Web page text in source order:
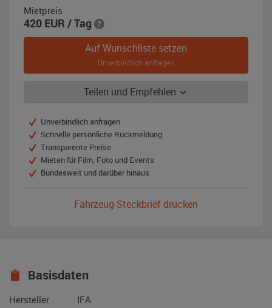
Mietpreis
420 EUR / Tag
Auf Wunschliste setzen
Unverbindlich anfragen
Teilen und Empfehlen
Unverbindlich anfragen
Schnelle persönliche Rückmeldung
Transparente Preise
Mieten für Film, Foto und Events
Bundesweit und darüber hinaus
Fahrzeug-Steckbrief drucken
Basisdaten
Hersteller
IFA